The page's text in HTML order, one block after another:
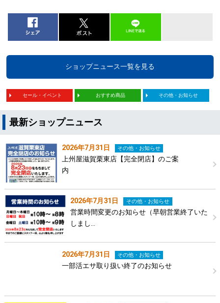
ショップニュース一覧を見る
セール・イベント おすすめ商品 その他・お知らせ
最新ショップニュース
2026年7月31日 その他・お知らせ
上州屋滋賀栗東店【完全閉店】のご案
内
2026年7月31日 その他・お知らせ
営業時間変更のお知らせ（早朝営業終了いた
しまし…
2026年7月31日 その他・お知らせ
一部活エサ取り扱い終了のお知らせ